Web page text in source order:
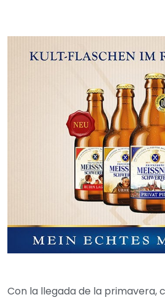
Con la llegada de la primavera,